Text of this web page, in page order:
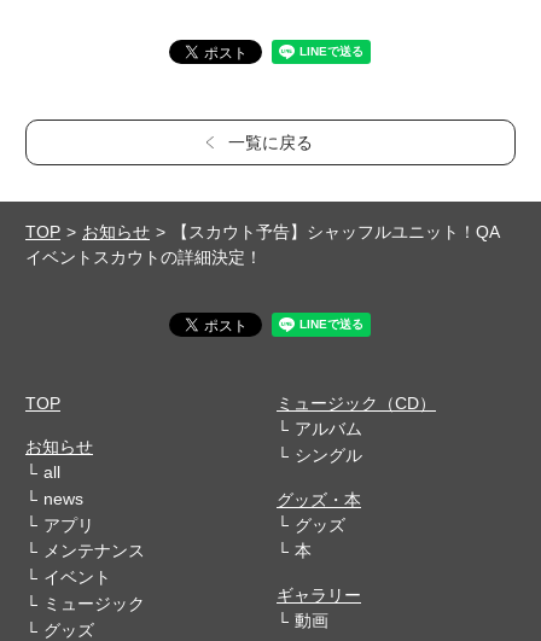
一覧に戻る
TOP お知らせ
【スカウト予告】シャッフルユニット！QA
イベントスカウトの詳細決定！
TOP
お知らせ
all
news
アプリ
メンテナンス
イベント
ミュージック
グッズ
ミュージック（CD）
アルバム
シングル
グッズ・本
グッズ
本
ギャラリー
動画